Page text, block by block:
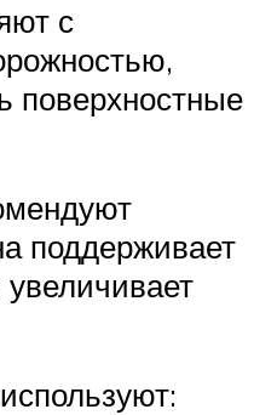
с
поверхностные
поддерживает
увеличивает